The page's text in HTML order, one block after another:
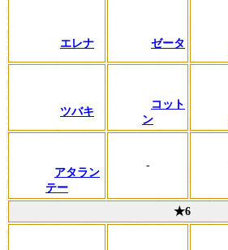
エレナ ゼータ
ツバキ
コット
ン
アタラン
テー
-
★6